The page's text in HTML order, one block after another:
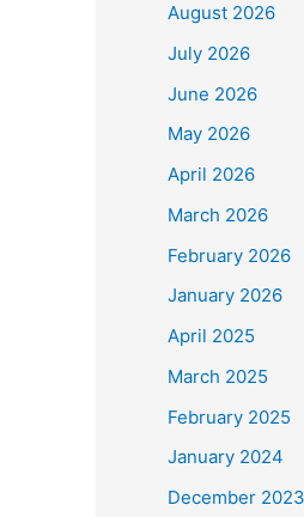
August 2026
July 2026
June 2026
May 2026
April 2026
March 2026
February 2026
January 2026
April 2025
March 2025
February 2025
January 2024
December 2023